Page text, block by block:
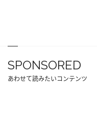
SPONSORED
あわせて読みたいコンテンツ